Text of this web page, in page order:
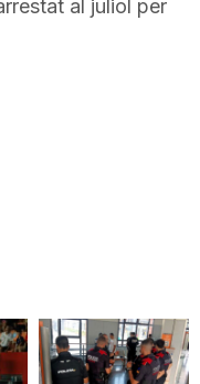
al juliol per